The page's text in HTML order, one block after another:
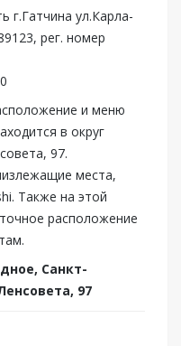
г.Гатчина ул.Карла-
рег. номер
и меню
в округ
97.
места,
Также на этой
расположение
Санкт-
97